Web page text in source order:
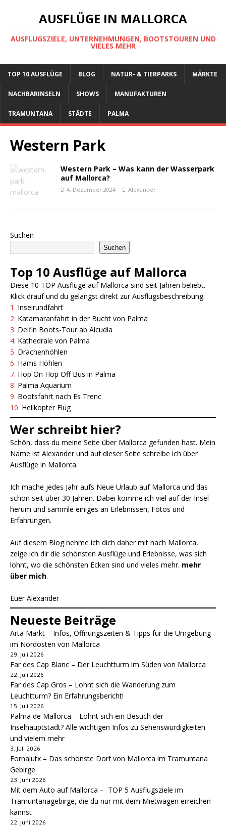
AUSFLÜGE IN MALLORCA
AUSFLUGSZIELE, UNTERNEHMUNGEN, BOOTSTOUREN UND
VIELES MEHR
TOP 10 AUSFLÜGE BLOG NATUR- & TIERPARKS MÄRKTE
NACHBARINSELN SHOWS MANUFAKTUREN
TRAMUNTANA STÄDTE PALMA
Western Park
Western Park – Was kann der Wasserpark
auf Mallorca?
4. Dezember 2024 Alexander
Suchen
Suchen
Top 10 Ausflüge auf Mallorca
Diese 10 TOP Ausflüge auf Mallorca sind seit Jahren beliebt.
Klick drauf und du gelangst direkt zur Ausflugsbeschreibung.
1. Inselrundfahrt
2. Katamaranfahrt in der Bucht von Palma
3. Delfin Boots-Tour ab Alcudia
4. Kathedrale von Palma
5. Drachenhöhlen
6. Hams Höhlen
7. Hop On Hop Off Bus in Palma
8. Palma Aquarium
9. Bootsfahrt nach Es Trenc
10. Helikopter Flug
Wer schreibt hier?
Schön, dass du meine Seite über Mallorca gefunden hast. Mein
Name ist Alexander und auf dieser Seite schreibe ich über
Ausflüge in Mallorca.
Ich mache jedes Jahr aufs Neue Urlaub auf Mallorca und das
schon seit über 30 Jahren. Dabei komme ich viel auf der Insel
herum und sammle einiges an Erlebnissen, Fotos und
Erfahrungen.
Auf diesem Blog nehme ich dich daher mit nach Mallorca,
zeige ich dir die schönsten Ausflüge und Erlebnisse, was sich
lohnt, wo die schönsten Ecken sind und vieles mehr. mehr
über mich.
Euer Alexander
Neueste Beiträge
Arta Markt – Infos, Öffnungszeiten & Tipps für die Umgebung
im Nordosten von Mallorca
29. Juli 2026
Far des Cap Blanc – Der Leuchtturm im Süden von Mallorca
22. Juli 2026
Far des Cap Gros – Lohnt sich die Wanderung zum
Leuchtturm? Ein Erfahrungsbericht!
15. Juli 2026
Palma de Mallorca – Lohnt sich ein Besuch der
Inselhauptstadt? Alle wichtigen Infos zu Sehenswürdigkeiten
und vielem mehr
3. Juli 2026
Fornalutx – Das schönste Dorf von Mallorca im Tramuntana
Gebirge
23. Juni 2026
Mit dem Auto auf Mallorca – TOP 5 Ausflugsziele im
Tramuntanagebirge, die du nur mit dem Mietwagen erreichen
kannst
22. Juni 2026